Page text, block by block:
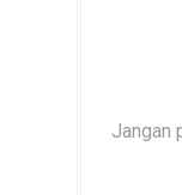
Jangan